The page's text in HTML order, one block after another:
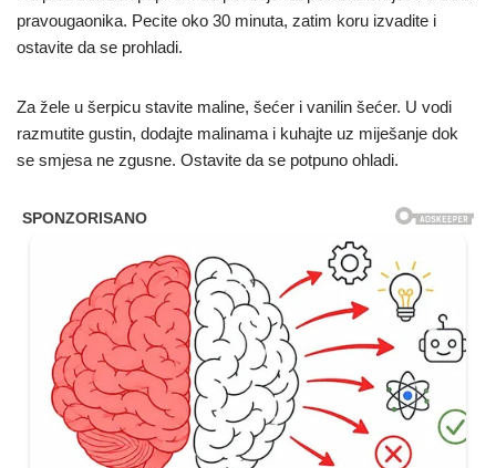
pravougaonika. Pecite oko 30 minuta, zatim koru izvadite i
ostavite da se prohladi.
Za žele u šerpicu stavite maline, šećer i vanilin šećer. U vodi
razmutite gustin, dodajte malinama i kuhajte uz miješanje dok
se smjesa ne zgusne. Ostavite da se potpuno ohladi.